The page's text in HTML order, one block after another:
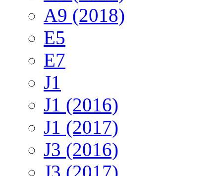
A9 (2018)
E5
E7
J1
J1 (2016)
J1 (2017)
J3 (2016)
J3 (2017)